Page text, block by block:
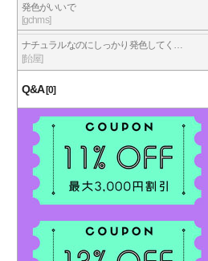
発色がいいで
[gchms]
[飴屋]
Q&A[0]